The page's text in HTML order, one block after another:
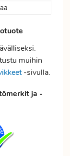
muihin
-sivulla.
ja -